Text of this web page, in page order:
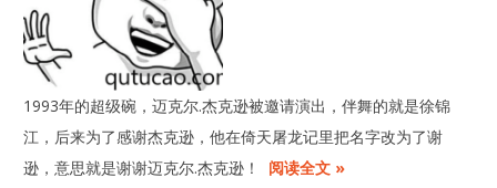
1993年的超级碗，迈克尔.杰克逊被邀请演出，伴舞的就是徐锦
江，后来为了感谢杰克逊，他在倚天屠龙记里把名字改为了谢
逊，意思就是谢谢迈克尔.杰克逊！
阅读全文 »